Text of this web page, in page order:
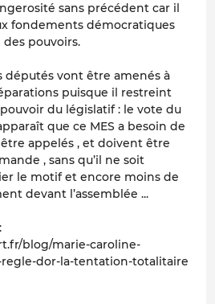
sans précédent car il
fondements démocratiques
pouvoirs.
députés vont être amenés à
puisque il restreint
du législatif : le vote du
que ce MES a besoin de
appelés , et doivent être
, sans qu’il ne soit
le motif et encore moins de
devant l’assemblée ...
blog/marie-caroline-
regle-dor-la-tentation-totalitaire